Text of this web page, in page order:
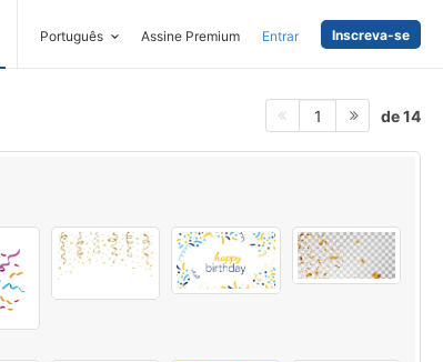
Português Assine Premium Entrar Inscreva-se
1 de 14